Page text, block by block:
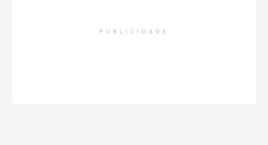
PUBLICIDADE